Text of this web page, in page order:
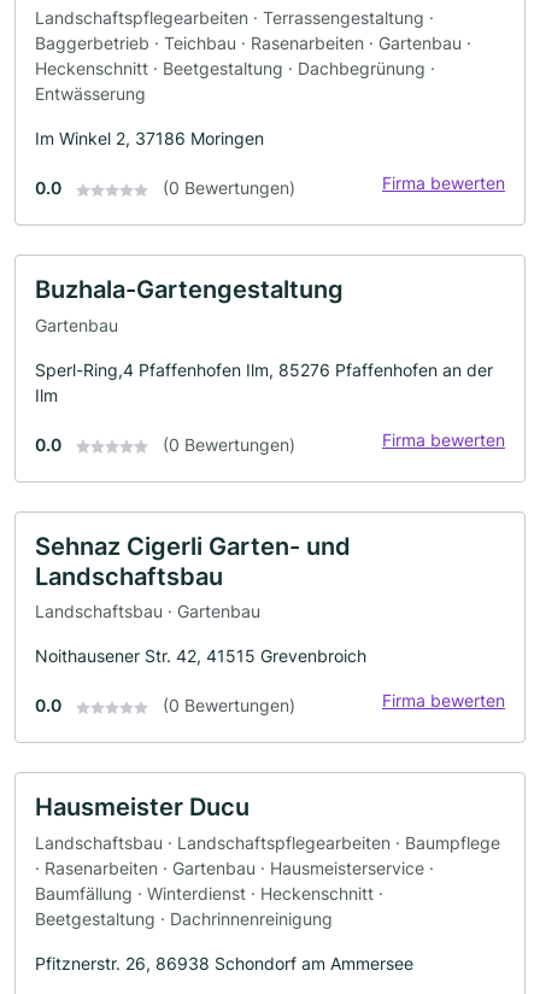
Landschaftspflegearbeiten · Terrassengestaltung ·
Baggerbetrieb · Teichbau · Rasenarbeiten · Gartenbau ·
Heckenschnitt · Beetgestaltung · Dachbegrünung ·
Entwässerung
Im Winkel 2, 37186 Moringen
0.0 (0 Bewertungen) Firma bewerten
Buzhala-Gartengestaltung
Gartenbau
Sperl-Ring,4 Pfaffenhofen Ilm, 85276 Pfaffenhofen an der
Ilm
0.0 (0 Bewertungen) Firma bewerten
Sehnaz Cigerli Garten- und
Landschaftsbau
Landschaftsbau · Gartenbau
Noithausener Str. 42, 41515 Grevenbroich
0.0 (0 Bewertungen) Firma bewerten
Hausmeister Ducu
Landschaftsbau · Landschaftspflegearbeiten · Baumpflege
· Rasenarbeiten · Gartenbau · Hausmeisterservice ·
Baumfällung · Winterdienst · Heckenschnitt ·
Beetgestaltung · Dachrinnenreinigung
Pfitznerstr. 26, 86938 Schondorf am Ammersee